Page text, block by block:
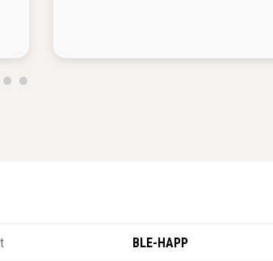
BLE-HAPP